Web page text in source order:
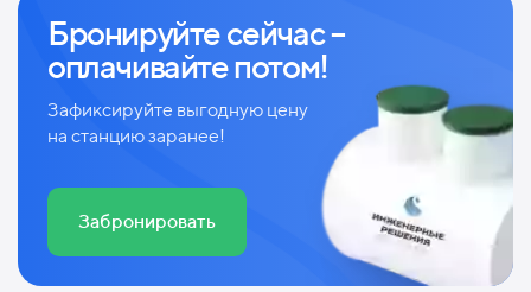
Бронируйте сейчас –
оплачивайте потом!
Зафиксируйте выгодную цену
на станцию заранее!
Забронировать